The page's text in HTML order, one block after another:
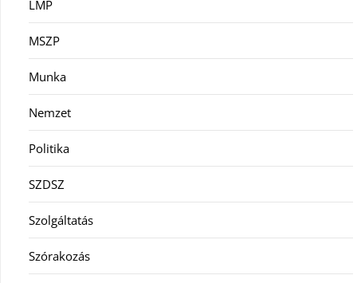
LMP
MSZP
Munka
Nemzet
Politika
SZDSZ
Szolgáltatás
Szórakozás